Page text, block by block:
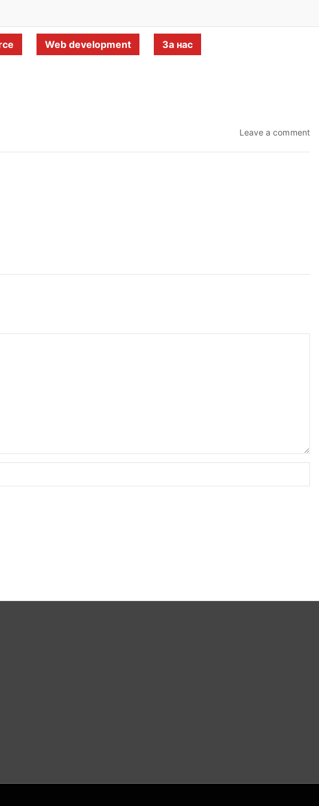
Web development За нас
Leave a comment